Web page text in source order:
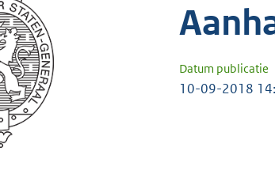
Datum publicatie
10-09-2018